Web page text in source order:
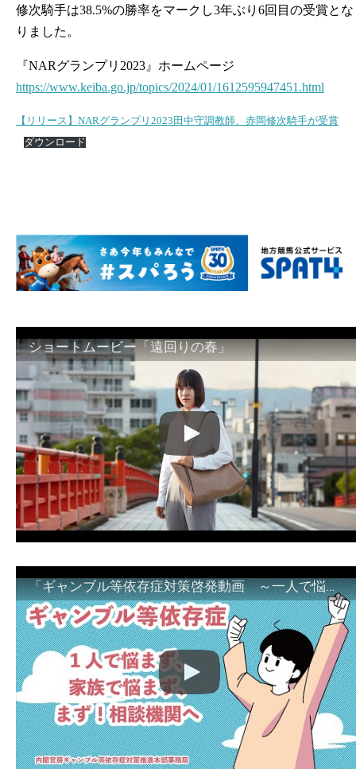
修次騎手は38.5%の勝率をマークし3年ぶり6回目の受賞とな
りました。
『NARグランプリ2023』ホームページ
https://www.keiba.go.jp/topics/2024/01/1612595947451.html
【リリース】NARグランプリ2023田中守調教師、赤岡修次騎手が受賞
ダウンロード
ショートムービー「遠回りの春」
「ギャンブル等依存症対策啓発動画 ～一人で悩まず、家族で悩まず、まず！相談機関へ～」